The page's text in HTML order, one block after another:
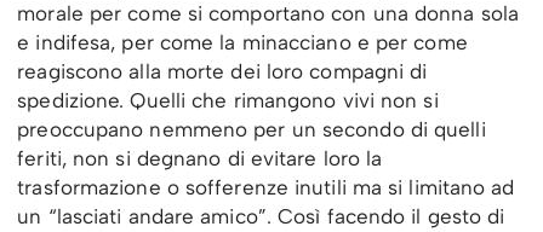
morale per come si comportano con una donna sola
e indifesa, per come la minacciano e per come
reagiscono alla morte dei loro compagni di
spedizione. Quelli che rimangono vivi non si
preoccupano nemmeno per un secondo di quelli
feriti, non si degnano di evitare loro la
trasformazione o sofferenze inutili ma si limitano ad
un “lasciati andare amico”. Così facendo il gesto di